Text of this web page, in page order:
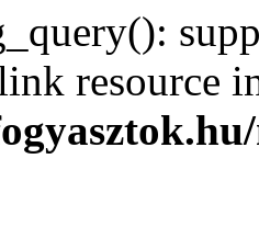
resource